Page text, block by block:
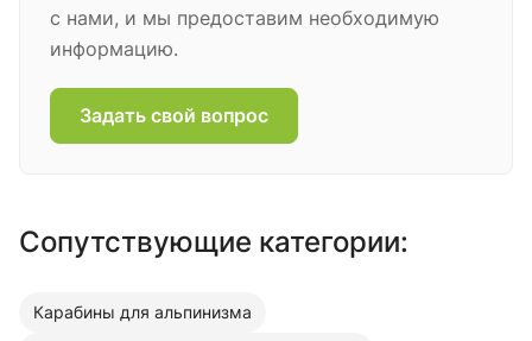
с нами, и мы предоставим необходимую
информацию.
Задать свой вопрос
Сопутствующие категории:
Карабины для альпинизма